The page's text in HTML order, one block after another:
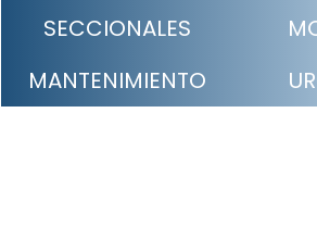
SECCIONALES
MANTENIMIENTO